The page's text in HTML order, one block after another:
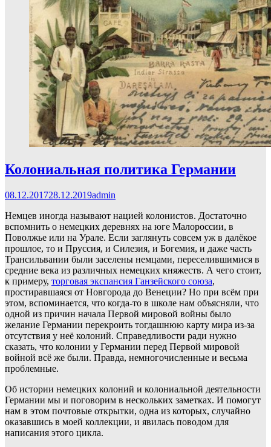
Колониальная политика Германии
08.12.201728.12.2019admin
Немцев иногда называют нацией колонистов. Достаточно
вспомнить о немецких деревнях на юге Малороссии, в
Поволжье или на Урале. Если заглянуть совсем уж в далёкое
прошлое, то и Пруссия, и Силезия, и Богемия, и даже часть
Трансильвании были заселены немцами, переселившимися в
средние века из различных немецких княжеств. А чего стоит,
к примеру, торговая экспансия Ганзейского союза,
простиравшаяся от Новгорода до Венеции? Но при всём при
этом, вспоминается, что когда-то в школе нам объясняли, что
одной из причин начала Первой мировой войны было
желание Германии перекроить тогдашнюю карту мира из-за
отсутствия у неё колоний. Справедливости ради нужно
сказать, что колонии у Германии перед Первой мировой
войной всё же были. Правда, немногочисленные и весьма
проблемные.
Об истории немецких колоний и колониальной деятельности
Германии мы и поговорим в нескольких заметках. И помогут
нам в этом почтовые открытки, одна из которых, случайно
оказавшись в моей коллекции, и явилась поводом для
написания этого цикла.